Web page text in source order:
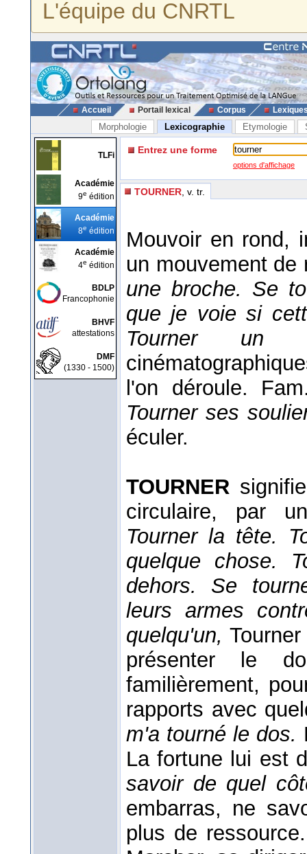
L'équipe du CNRTL
Accueil Portail lexical Corpus
Morphologie Lexicographie Etymologie
TLFi
Académie
9e édition
Académie
8e édition
Académie
4e édition
BDLP
Francophonie
BHVF
attestations
DMF
(1330 - 1500)
Entrez une forme
options d'affichage
TOURNER , v. tr.
Mouvoir en rond,
un mouvement
une broche. Se
que je voie si
Tourner
l'on déroule.
Tourner ses
éculer.
TOURNER
circulaire, par
Tourner la tête.
quelque chose.
dehors. Se
leurs armes
quelqu'un,
présenter le
familièrement,
rapports avec
m'a tourné le dos.
La fortune lui est
savoir de quel
embarras, ne
plus de